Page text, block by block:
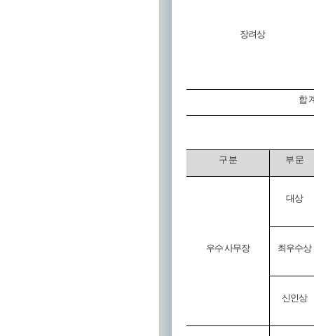
장려상
합
구 분 부 문
우수 사무장
대상
최우수상
신인상